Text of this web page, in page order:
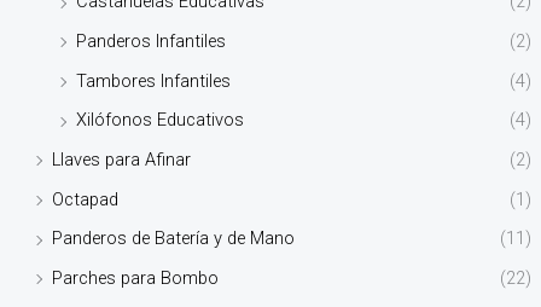
Panderos Infantiles
(2)
Tambores Infantiles
(4)
Xilófonos Educativos
(4)
Llaves para Afinar
(2)
Octapad
(1)
Panderos de Batería y de Mano
(11)
Parches para Bombo
(22)